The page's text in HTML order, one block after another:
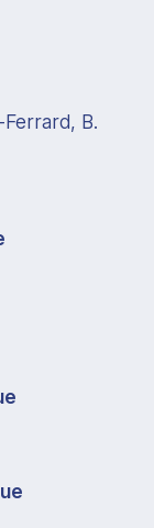
B.